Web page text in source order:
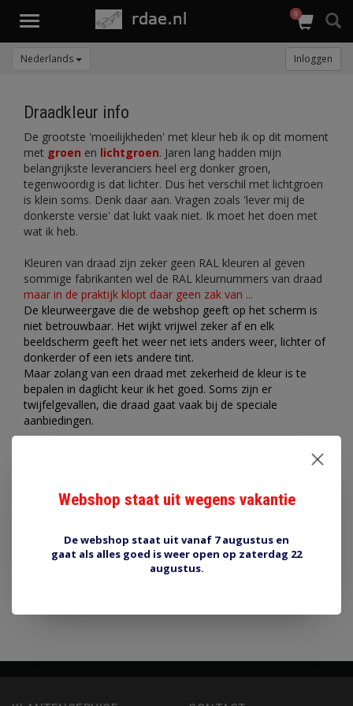
Toggle
0
Nederlands Inloggen
Draadkleur info
De grootste 'moeilijkheden' met kleur heb ik op dit moment
met groen en lichtgroen. Jaren lang hadden mijn
belangrijkste leveranciers heel erg donker groen,
tegenwoordig is dat lichter. Dus het verschil met lichtgroen
is klein soms. Denk daar aan. Vragen zoals 'lever mij de
donkerste versie' dat lukt vaak niet. Ik moet het doen met
wat ik heb.
Kleuren van draad zijn zeker geen RAL kleuren al geven
sommige fabrikanten wel de RAL kleurnummers van draad
maar in de praktijk klopt daar geen zak van ...
De kleurweergave die de webshop geeft op het scherm is
niet betrouwbaar. Het wijkt vrijwel zeker af en elk
beeldscherm geeft het weer net iets anders weer, lichter of
donkerder of een iets andere tint.
Maar zolang van een draad met zekerheid de kleur is te
bepalen in daglicht keur ik het goed. Soms zijn er
twijfelgevallen, die draad gaat vaak bij de speciale
aanbiedingen.
Ik krijg vaak vragen of een kleur te leveren is. Wat niet in de
draadkleur. Als je tegen je zin een andere kleur moet
van de draadkleur.
Webshop staat uit wegens vakantie
De webshop staat uit vanaf 7 augustus en
gaat als alles goed is weer open op zaterdag 22
augustus.